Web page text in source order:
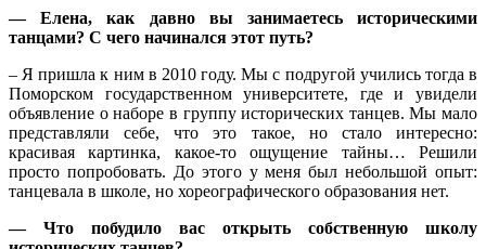
— Елена, как давно вы занимаетесь историческими
танцами? С чего начинался этот путь?
– Я пришла к ним в 2010 году. Мы с подругой учились тогда в
Поморском государственном университете, где и увидели
объявление о наборе в группу исторических танцев. Мы мало
представляли себе, что это такое, но стало интересно:
красивая картинка, какое-то ощущение тайны… Решили
просто попробовать. До этого у меня был небольшой опыт:
танцевала в школе, но хореографического образования нет.
— Что побудило вас открыть собственную школу